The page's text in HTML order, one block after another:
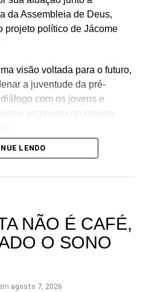
da Assembleia de Deus,
projeto político de Jácome
visão voltada para o futuro,
a juventude da pré-
com os jovens e
afirmou acreditar na
Legislativa, segue
e reunindo lideranças de
da sociedade em torno de
LENDO
NÃO É CAFÉ,
O SONO
em agosto 7, 2026